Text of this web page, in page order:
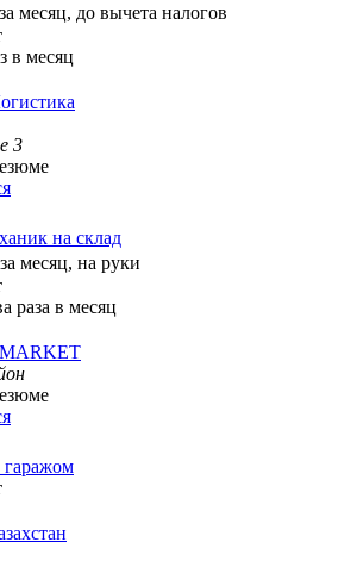
за месяц, до вычета налогов
в месяц
3
на склад
за месяц, на руки
раза в месяц